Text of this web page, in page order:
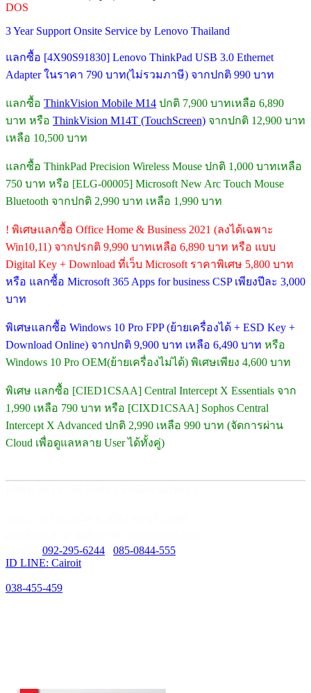
DOS
3 Year Support Onsite Service by Lenovo Thailand
แลกซื้อ [4X90S91830] Lenovo ThinkPad USB 3.0 Ethernet
Adapter ในราคา 790 บาท(ไม่รวมภาษี) จากปกติ 990 บาท
แลกซื้อ ThinkVision Mobile M14 ปกติ 7,900 บาทเหลือ 6,890
บาท หรือ ThinkVision M14T (TouchScreen) จากปกติ 12,900 บาท
เหลือ 10,500 บาท
แลกซื้อ ThinkPad Precision Wireless Mouse ปกติ 1,000 บาทเหลือ
750 บาท หรือ [ELG-00005] Microsoft New Arc Touch Mouse
Bluetooth จากปกติ 2,990 บาท เหลือ 1,990 บาท
! พิเศษแลกซื้อ Office Home & Business 2021 (ลงได้เฉพาะ
Win10,11) จากปรกติ 9,990 บาทเหลือ 6,890 บาท หรือ แบบ
Digital Key + Download ที่เว็บ Microsoft ราคาพิเศษ 5,800 บาท
หรือ แลกซื้อ Microsoft 365 Apps for business CSP เพียงปีละ 3,000
บาท
พิเศษแลกซื้อ Windows 10 Pro FPP (ย้ายเครื่องได้ + ESD Key +
Download Online) จากปกติ 9,900 บาท เหลือ 6,490 บาท หรือ
Windows 10 Pro OEM(ย้ายเครื่องไม่ได้) พิเศษเพียง 4,600 บาท
พิเศษ แลกซื้อ [CIED1CSAA] Central Intercept X Essentials จาก
1,990 เหลือ 790 บาท หรือ [CIXD1CSAA] Sophos Central
Intercept X Advanced ปกติ 2,990 เหลือ 990 บาท (จัดการผ่าน
Cloud เพื่อดูแลหลาย User ได้ทั้งคู่)
092-295-6244
085-0844-555
ID LINE: Cairoit
038-455-459